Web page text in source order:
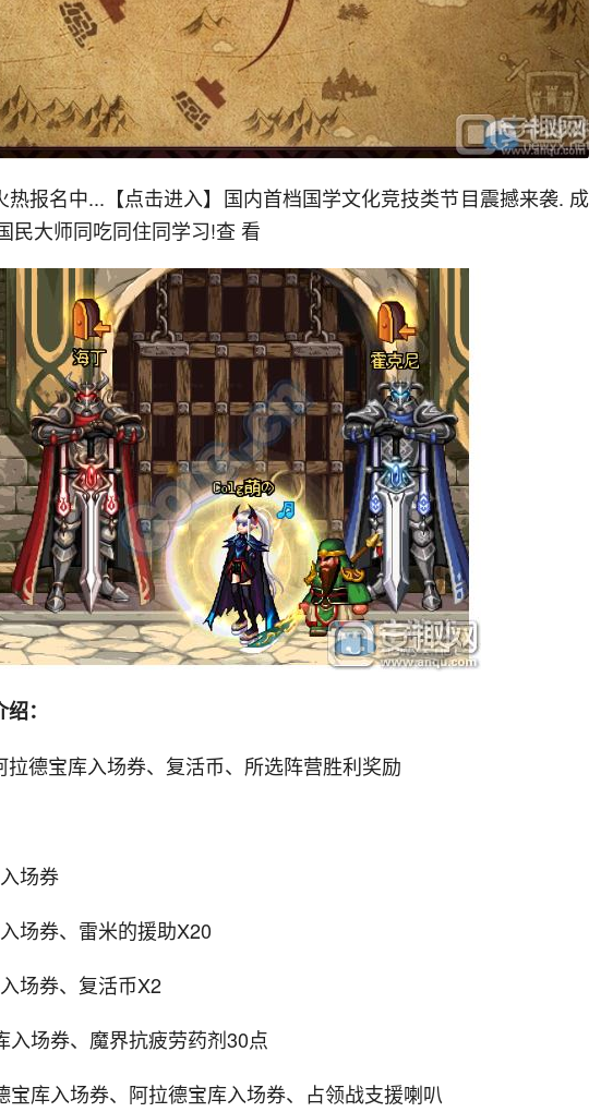
热报名中...【点击进入】国内首档国学文化竞技类节目震撼来袭. 成
民大师同吃同住同学习!查 看
：
拉德宝库入场券、复活币、所选阵营胜利奖励
场券
场券、雷米的援助X20
场券、复活币X2
入场券、魔界抗疲劳药剂30点
宝库入场券、阿拉德宝库入场券、占领战支援喇叭